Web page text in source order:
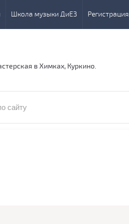
Школа музыки ДиЕЗ Регистрация
в Химках, Куркино.